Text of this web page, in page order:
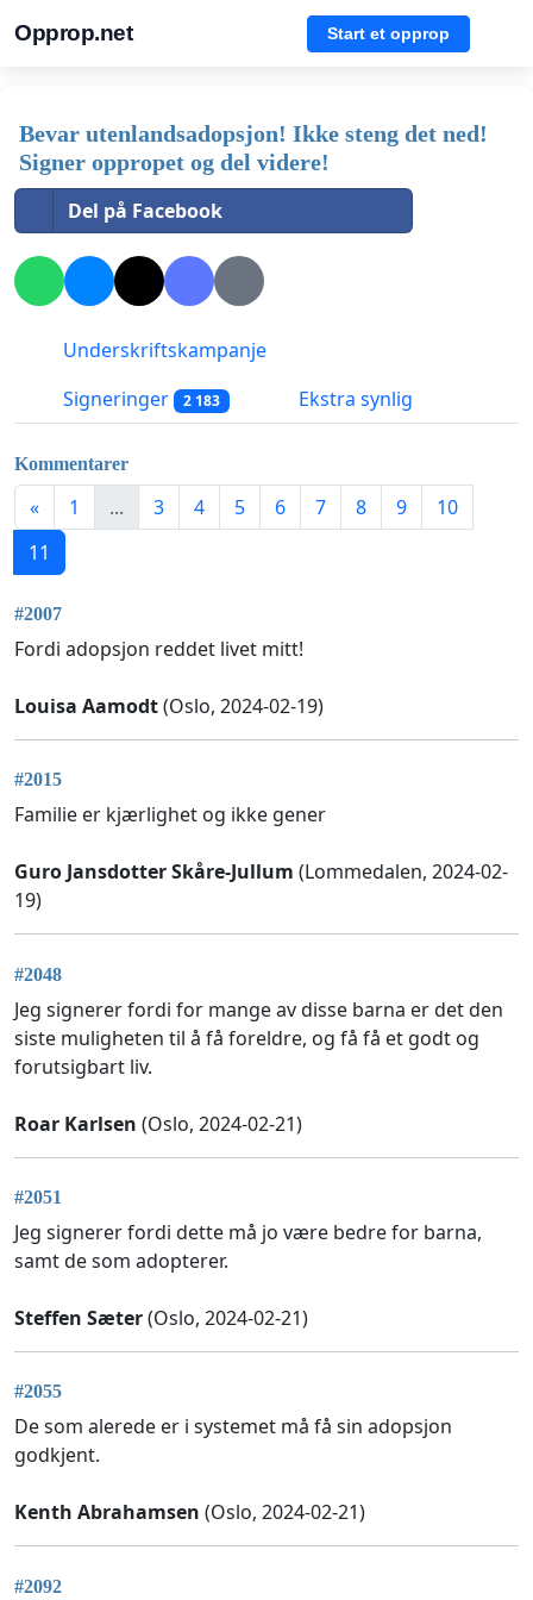
Opprop.net Start et opprop
Bevar utenlandsadopsjon! Ikke steng det ned!
Signer oppropet og del videre!
Del på Facebook
Underskriftskampanje
Signeringer
2 183 Ekstra synlig
Kommentarer
« 1 ... 3 4 5 6 7 8 9
10
11
#2007
Fordi adopsjon reddet livet mitt!
Louisa Aamodt(Oslo, 2024-02-19)
#2015
Familie er kjærlighet og ikke gener
Guro Jansdotter Skåre-Jullum (Lommedalen, 2024-02-
19)
#2048
Jeg signerer fordi for mange av disse barna er det den
siste muligheten til å få foreldre, og få få et godt og
forutsigbart liv.
Roar Karlsen (Oslo, 2024-02-21)
#2051
Jeg signerer fordi dette må jo være bedre for barna,
samt de som adopterer.
Steffen Sæter(Oslo, 2024-02-21)
#2055
De som alerede er i systemet må få sin adopsjon
godkjent.
Kenth Abrahamsen (Oslo, 2024-02-21)
#2092